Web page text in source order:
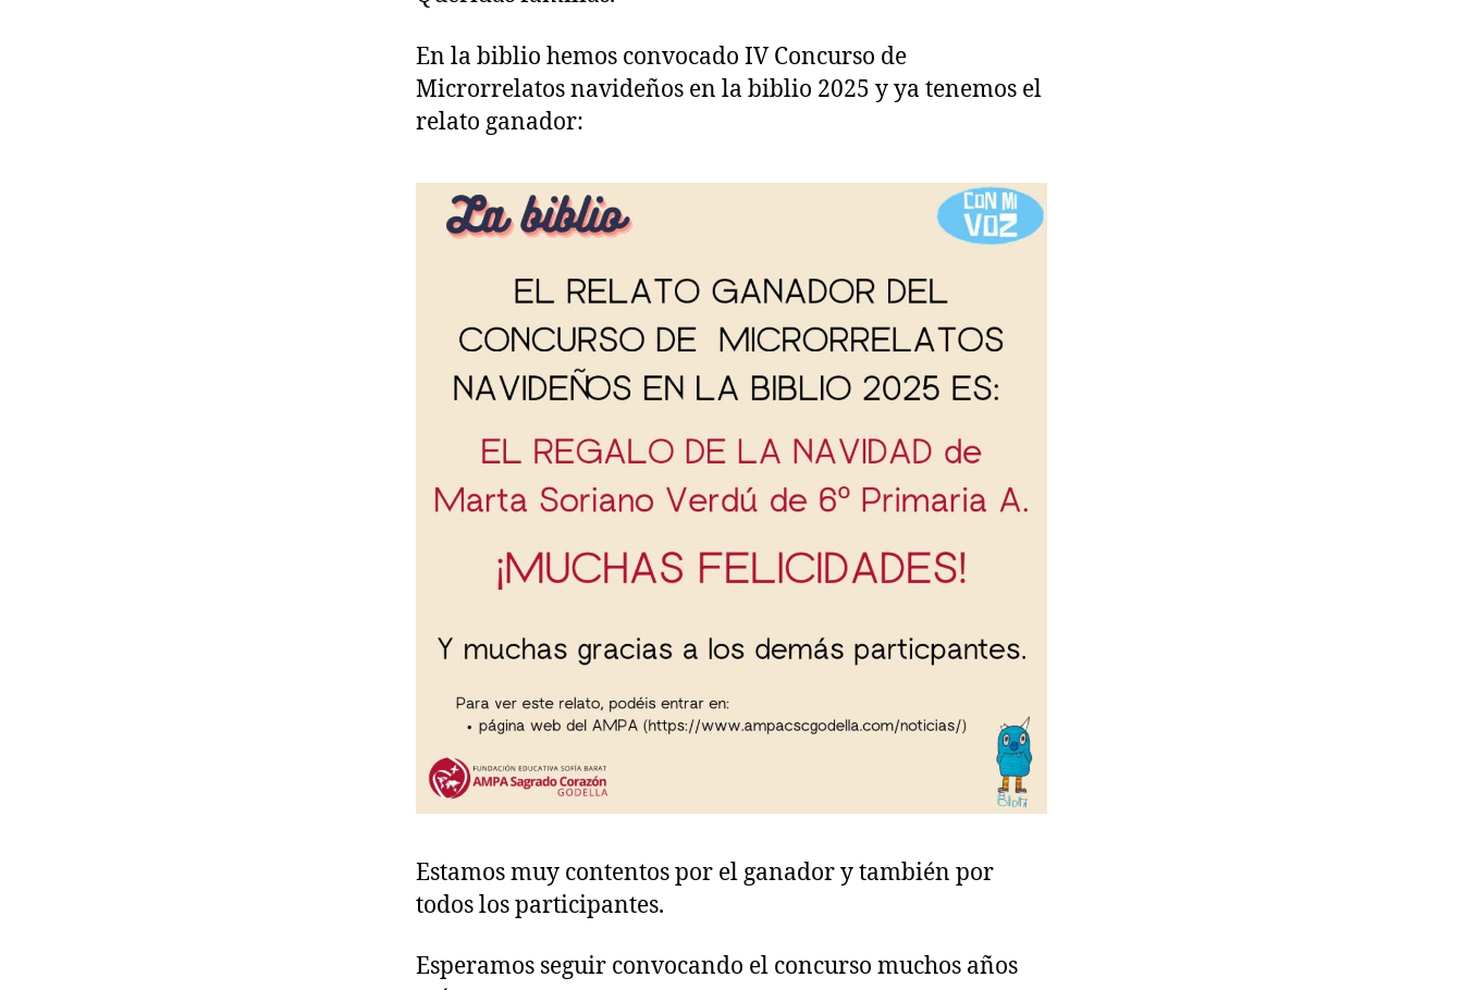
En la biblio hemos convocado IV Concurso de
Microrrelatos navideños en la biblio 2025 y ya tenemos el
relato ganador:
Estamos muy contentos por el ganador y también por
todos los participantes.
Esperamos seguir convocando el concurso muchos años